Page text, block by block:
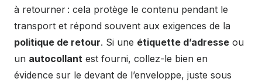
à retourner : cela protège le contenu pendant le
transport et répond souvent aux exigences de la
politique de retour. Si une étiquette d’adresse ou
un autocollant est fourni, collez-le bien en
évidence sur le devant de l’enveloppe, juste sous